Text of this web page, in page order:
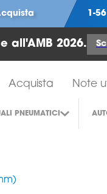
1-
all'AMB 2026.
Acquista Note
PNEUMATICI